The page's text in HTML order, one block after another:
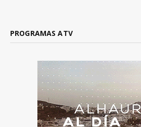
PROGRAMAS ATV